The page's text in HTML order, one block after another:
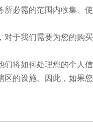
必需的范围内收集、使
于我们需要为您的购
将如何处理您的个人信
的设施。因此，如果